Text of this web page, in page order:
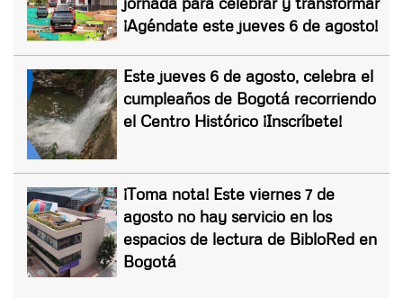
¡Agéndate este jueves 6 de agosto!
Este jueves 6 de agosto, celebra el
cumpleaños de Bogotá recorriendo
el Centro Histórico ¡Inscríbete!
¡Toma nota! Este viernes 7 de
agosto no hay servicio en los
espacios de lectura de BibloRed en
Bogotá